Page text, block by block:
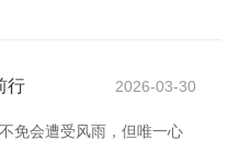
行 2026-03-30
免会遭受风雨，但唯一心